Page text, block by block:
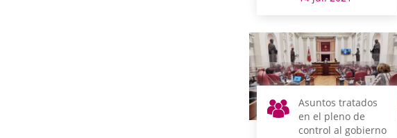
funcionamiento de
Contratación Foral
Asuntos tratados
en el pleno de
control al gobierno